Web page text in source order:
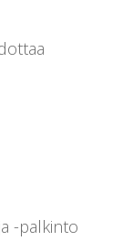
-palkinto